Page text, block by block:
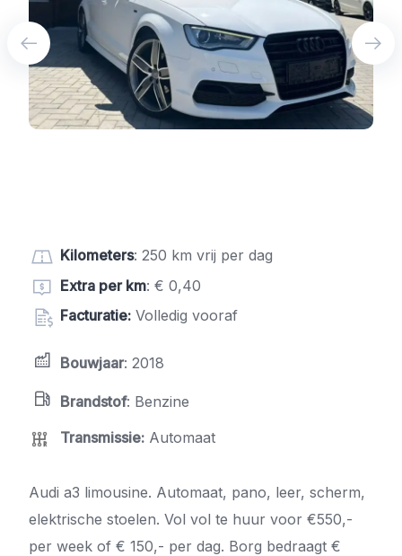
Kilometers: 250 km vrij per dag
Extra per km: € 0,40
Facturatie: Volledig vooraf
Bouwjaar: 2018
Brandstof: Benzine
Transmissie: Automaat
Audi a3 limousine. Automaat, pano, leer, scherm,
elektrische stoelen. Vol vol te huur voor €550,-
per week of € 150,- per dag. Borg bedraagt €